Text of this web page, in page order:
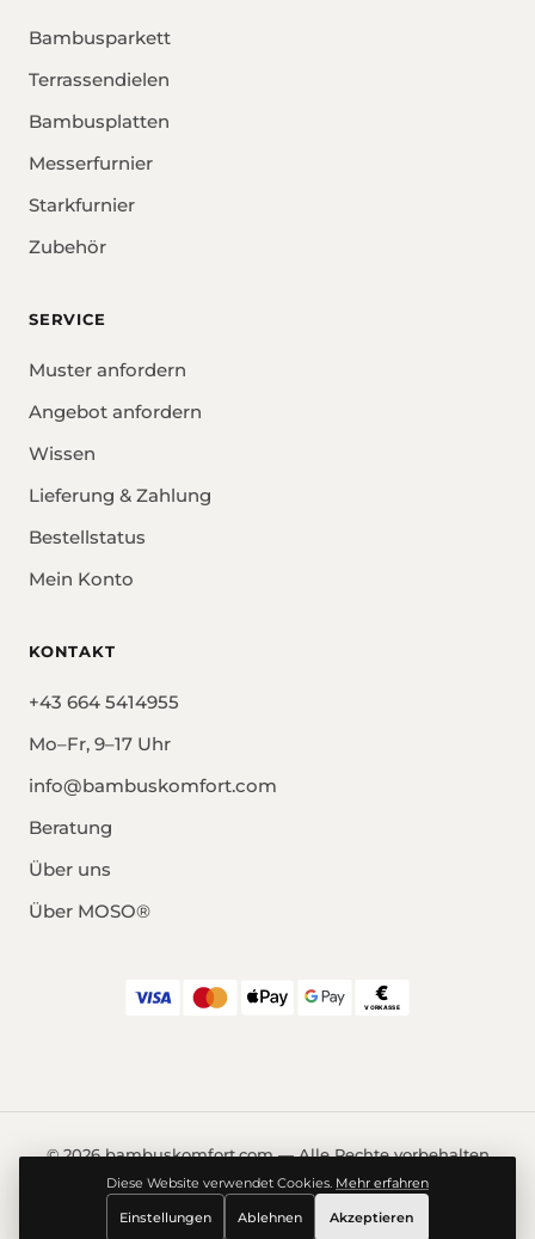
Bambusparkett
Terrassendielen
Bambusplatten
Messerfurnier
Starkfurnier
Zubehör
SERVICE
Muster anfordern
Angebot anfordern
Wissen
Lieferung & Zahlung
Bestellstatus
Mein Konto
KONTAKT
+43 664 5414955
Mo–Fr, 9–17 Uhr
info@bambuskomfort.com
Beratung
Über uns
Über MOSO®
© 2026 bambuskomfort.com — Alle Rechte vorbehalten
ImpressumDatenschutzAGBWiderrufsrecht
Diese Website verwendet Cookies. Mehr erfahren
Einstellungen Ablehnen Akzeptieren